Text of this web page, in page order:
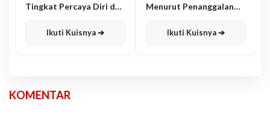
Tingkat Percaya Diri dan
Ikuti Kuisnya ➔
Menurut Penanggalan
Ikuti Kuisnya ➔
KOMENTAR